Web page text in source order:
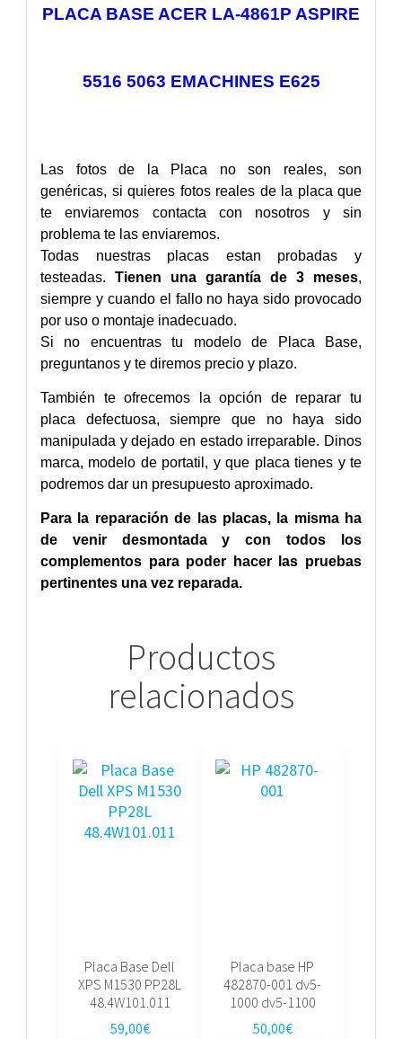
PLACA BASE ACER LA-4861P ASPIRE
5516 5063 EMACHINES E625
Las fotos de la Placa no son reales, son
genéricas, si quieres fotos reales de la placa que
te enviaremos contacta con nosotros y sin
problema te las enviaremos.
Todas nuestras placas estan probadas y
testeadas. Tienen una garantía de 3 meses,
siempre y cuando el fallo no haya sido provocado
por uso o montaje inadecuado.
Si no encuentras tu modelo de Placa Base,
preguntanos y te diremos precio y plazo.
También te ofrecemos la opción de reparar tu
placa defectuosa, siempre que no haya sido
manipulada y dejado en estado irreparable. Dinos
marca, modelo de portatil, y que placa tienes y te
podremos dar un presupuesto aproximado.
Para la reparación de las placas, la misma ha
de venir desmontada y con todos los
complementos para poder hacer las pruebas
pertinentes una vez reparada.
Productos
relacionados
Placa Base Dell
XPS M1530 PP28L
48.4W101.011
59,00€
Placa base HP
482870-001 dv5-
1000 dv5-1100
50,00€